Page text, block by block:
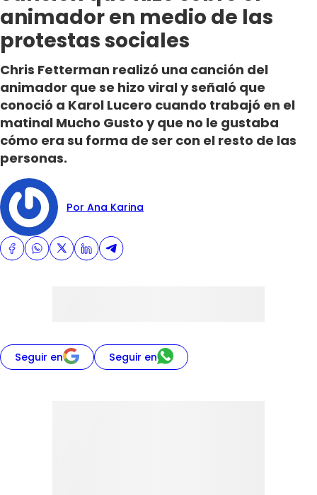
animador en medio de las
protestas sociales
Chris Fetterman realizó una canción del
animador que se hizo viral y señaló que
conoció a Karol Lucero cuando trabajó en el
matinal Mucho Gusto y que no le gustaba
cómo era su forma de ser con el resto de las
personas.
Por Ana Karina
Seguir en Seguir en